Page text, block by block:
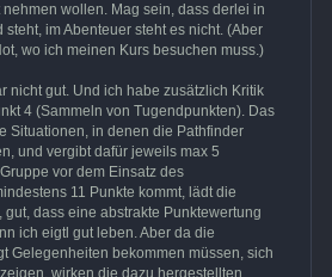
wollen. Mag sein, dass derlei in
im Abenteuer steht es nicht. (Aber
wo ich meinen Kurs besuchen muss.)
nicht gut. Und ich habe zusätzlich Kritik
4 (Sammeln von Tugendpunkten). Das
Situationen, in denen die Pathfinder
und vergibt dafür jeweils max 5
vor dem Einsatz des
11 Punkte kommt, lädt die
gut, dass eine abstrakte Punktewertung
ich eigtl gut leben. Aber da die
Gelegenheiten bekommen müssen, sich
wirken die dazu hergestellten